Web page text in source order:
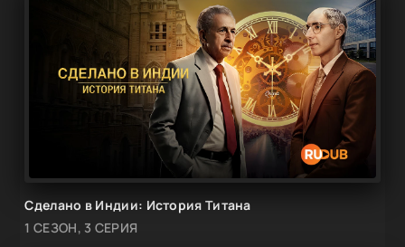
Сделано в Индии: История Титана
1 СЕЗОН, 3 СЕРИЯ